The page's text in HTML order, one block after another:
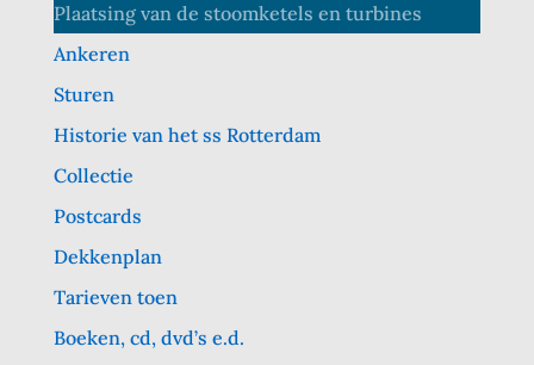
Plaatsing van de stoomketels en turbines
Ankeren
Sturen
Historie van het ss Rotterdam
Collectie
Postcards
Dekkenplan
Tarieven toen
Boeken, cd, dvd’s e.d.